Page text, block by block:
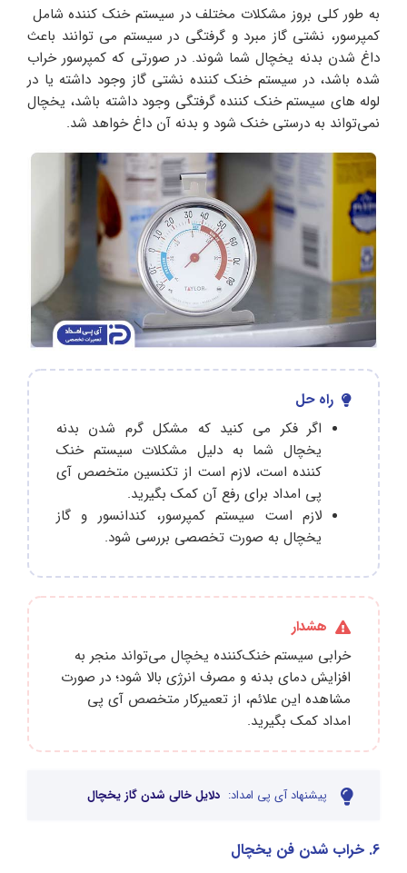
به طور کلی بروز مشکلات مختلف در سیستم خنک‌ کننده شامل
کمپرسور، نشتی گاز مبرد و گرفتگی در سیستم می‌ توانند باعث
داغ شدن بدنه یخچال شما شوند. در صورتی که کمپرسور خراب
شده باشد، در سیستم خنک‌ کننده نشتی گاز وجود داشته یا در
لوله‌ های سیستم خنک‌ کننده گرفتگی وجود داشته باشد، یخچال
نمی‌تواند به درستی خنک شود و بدنه آن داغ خواهد شد.
راه حل
اگر فکر می‌ کنید که مشکل گرم شدن بدنه
یخچال شما به دلیل مشکلات سیستم خنک‌
کننده است، لازم است از تکنسین متخصص آی
پی امداد برای رفع آن کمک بگیرید.
لازم است سیستم کمپرسور، کندانسور و گاز
یخچال به صورت تخصصی بررسی شود.
هشدار
خرابی سیستم خنک‌کننده یخچال می‌تواند منجر به
افزایش دمای بدنه و مصرف انرژی بالا شود؛ در صورت
مشاهده این علائم، از تعمیرکار متخصص آی پی
امداد کمک بگیرید.
پیشنهاد آی پی امداد: دلایل خالی شدن گاز یخچال
6. خراب شدن فن یخچال